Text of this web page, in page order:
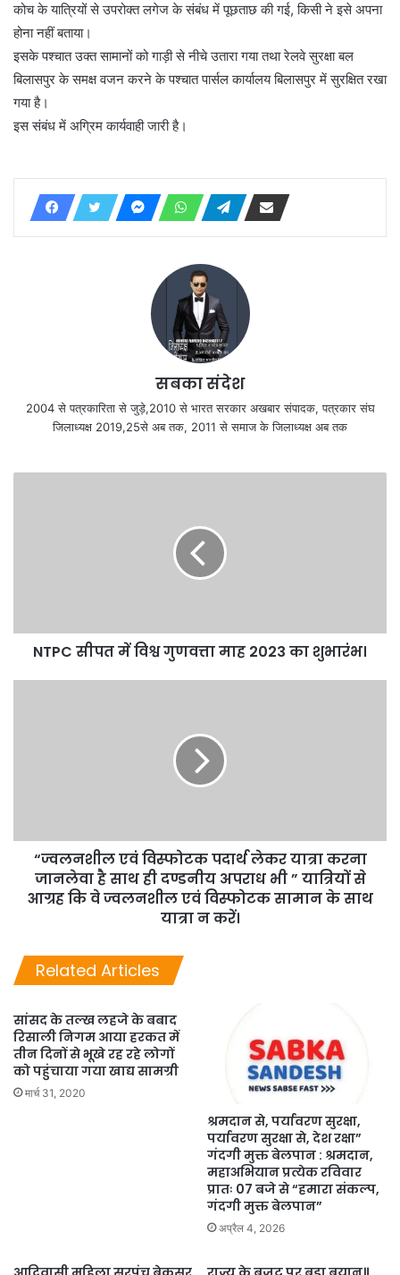
कोच के यात्रियों से उपरोक्त लगेज के संबंध में पूछताछ की गई, किसी ने इसे अपना
होना नहीं बताया।
इसके पश्चात उक्त सामानों को गाड़ी से नीचे उतारा गया तथा रेलवे सुरक्षा बल
बिलासपुर के समक्ष वजन करने के पश्चात पार्सल कार्यालय बिलासपुर में सुरक्षित रखा
गया है।
इस संबंध में अग्रिम कार्यवाही जारी है।
सबका संदेश
2004 से पत्रकारिता से जुड़े,2010 से भारत सरकार अखबार संपादक, पत्रकार संघ
जिलाध्यक्ष 2019,25से अब तक, 2011 से समाज के जिलाध्यक्ष अब तक
NTPC सीपत में विश्व गुणवत्ता माह 2023 का शुभारंभ।
“ज्वलनशील एवं विस्फोटक पदार्थ लेकर यात्रा करना
जानलेवा है साथ ही दण्डनीय अपराध भी ” यात्रियों से
आग्रह कि वे ज्वलनशील एवं विस्फोटक सामान के साथ
यात्रा न करें।
Related Articles
सांसद के तल्ख लहजे के बबाद
रिसाली निगम आया हरकत में
तीन दिनों से भूखे रह रहे लोगों
को पहुंचाया गया खाद्य सामग्री
मार्च 31, 2020
श्रमदान से, पर्यावरण सुरक्षा,
पर्यावरण सुरक्षा से, देश रक्षा”
गंदगी मुक्त बेलपान : श्रमदान,
महाअभियान प्रत्येक रविवार
प्रातः 07 बजे से “हमारा संकल्प,
गंदगी मुक्त बेलपान”
अप्रैल 4, 2026